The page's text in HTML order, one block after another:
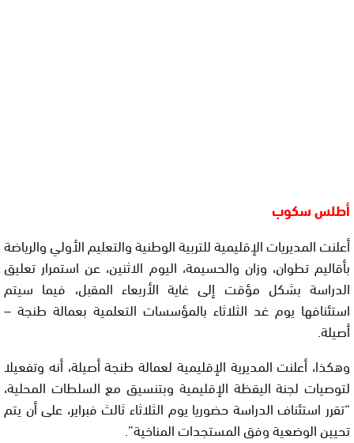
أطلس سكوب
أعلنت المديريات الإقليمية للتربية الوطنية والتعليم الأولي والرياضة
بأقاليم تطوان، وزان والحسيمة، اليوم الاثنين، عن استمرار تعليق
الدراسة بشكل مؤقت إلى غاية الأربعاء المقبل، فيما سيتم
استئنافها يوم غد الثلاثاء بالمؤسسات التعلمية بعمالة طنجة –
أصيلة.
وهكذا، أعلنت المديرية الإقليمية لعمالة طنجة أصيلة، أنه وتفعيلا
لتوصيات لجنة اليقظة الإقليمية وبتنسيق مع السلطات المحلية،
“تقرر استئناف الدراسة حضوريا يوم الثلاثاء ثالث فبراير، على أن يتم
تحيين الوضعية وفق المستجدات المناخية”.